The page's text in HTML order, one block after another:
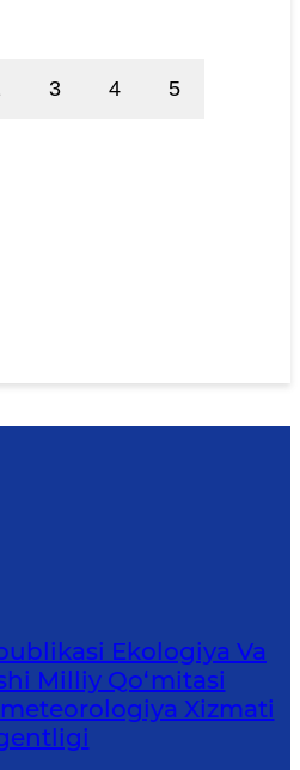
3 4 5
Ekologiya Va
Milliy Qo‘mitasi
Xizmati